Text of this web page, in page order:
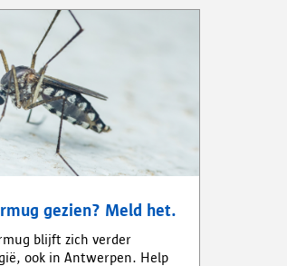
gezien? Meld het.
blijft zich verder
ook in Antwerpen. Help